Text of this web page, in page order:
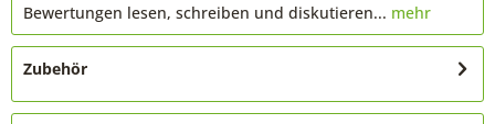
Bewertungen lesen, schreiben und diskutieren... mehr
Zubehör